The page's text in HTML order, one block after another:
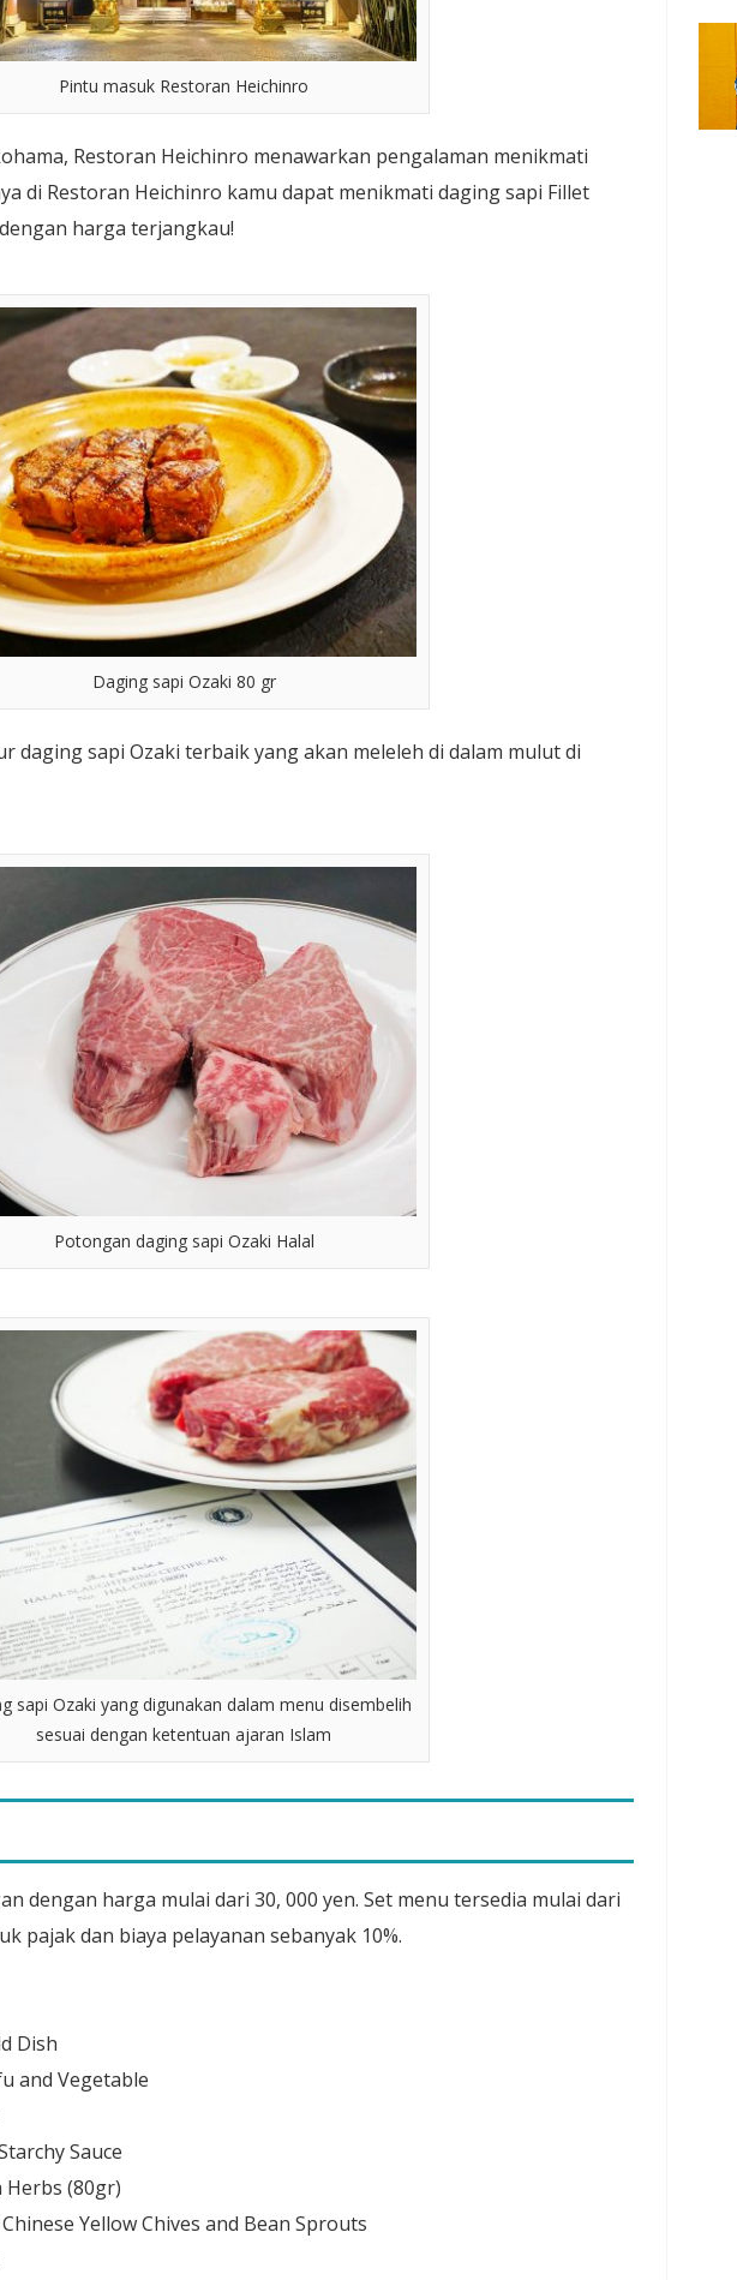
Pintu masuk Restoran Heichinro
Restoran Heichinro menawarkan pengalaman menikmati
di Restoran Heichinro kamu dapat menikmati daging sapi Fillet
harga terjangkau!
Daging sapi Ozaki 80 gr
daging sapi Ozaki terbaik yang akan meleleh di dalam mulut di
Potongan daging sapi Ozaki Halal
sapi Ozaki yang digunakan dalam menu disembelih
sesuai dengan ketentuan ajaran Islam
dengan harga mulai dari 30, 000 yen. Set menu tersedia mulai dari
pajak dan biaya pelayanan sebanyak 10%.
Dish
and Vegetable
Sauce
Herbs (80gr)
Yellow Chives and Bean Sprouts